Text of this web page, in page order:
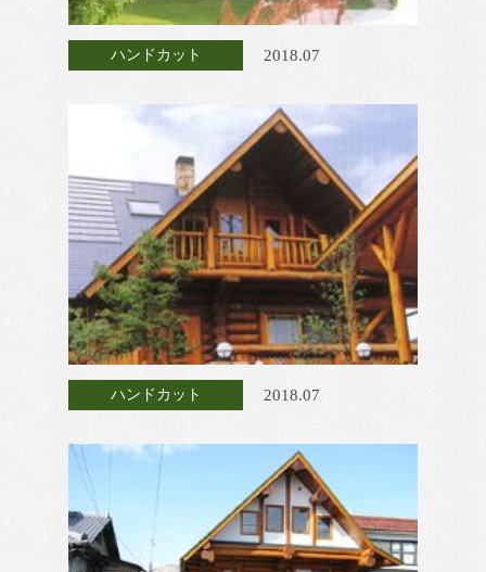
ハンドカット 2018.07
ハンドカット 2018.07